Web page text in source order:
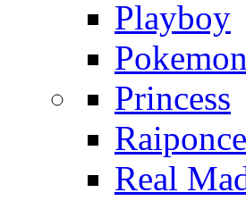
Playboy
Pokemon
Princess
Real